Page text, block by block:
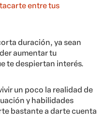
entre tus
duración, ya sean
aumentar tu
te despiertan interés.
un poco la realidad de
y habilidades
bastante a darte cuenta